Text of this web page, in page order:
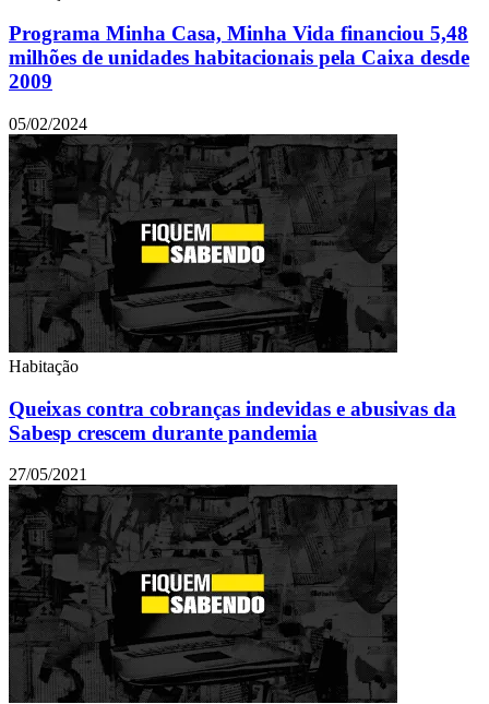
Programa Minha Casa, Minha Vida financiou 5,48
milhões de unidades habitacionais pela Caixa desde
2009
05/02/2024
Habitação
Queixas contra cobranças indevidas e abusivas da
Sabesp crescem durante pandemia
27/05/2021